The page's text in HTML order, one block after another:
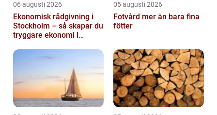
06 augusti 2026
Ekonomisk rådgivning i
Stockholm – så skapar du
tryggare ekonomi i
05 augusti 2026
Fotvård mer än bara fina
fötter